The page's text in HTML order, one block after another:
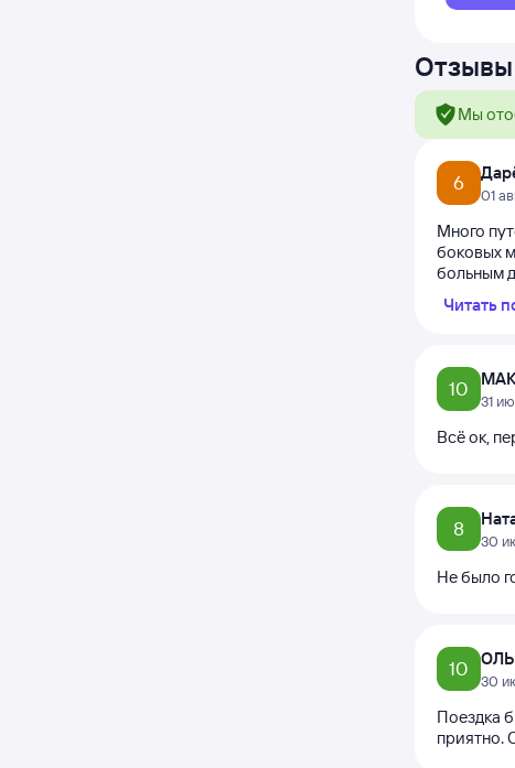
Отзывы
Мы
6
01
Много
боковых
больным
Читать
10
31
Всё ок,
8
30
Не было
10
30
Поездка
приятно.